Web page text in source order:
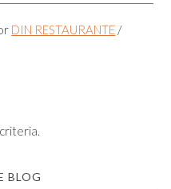
DIN RESTAURANTE /
BLOG